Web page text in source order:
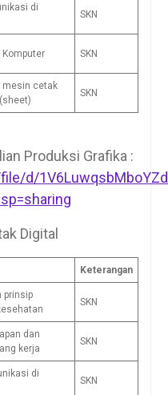
di
SKN
SKN
mesin cetak
SKN
Produksi Grafika :
d/
Digital
Keterangan
prinsip
SKN
dan
kerja
SKN
di
SKN